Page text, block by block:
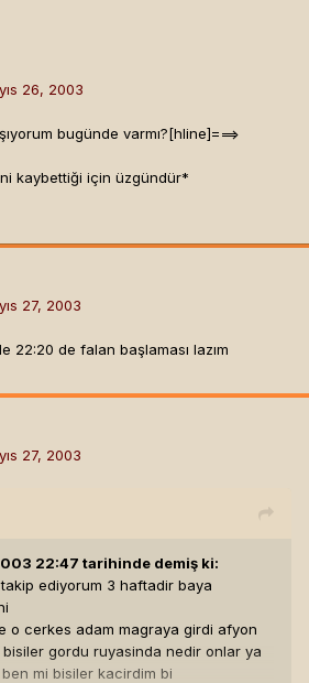
26, 2003
bugünde varmı?[hline]===>
kaybettiği için üzgündür*
27, 2003
22:20 de falan başlaması lazım
27, 2003
22:47 tarihinde demiş ki:
ediyorum 3 haftadir baya
o cerkes adam magraya girdi afyon
gordu ruyasinda nedir onlar ya
mi bisiler kacirdim bi